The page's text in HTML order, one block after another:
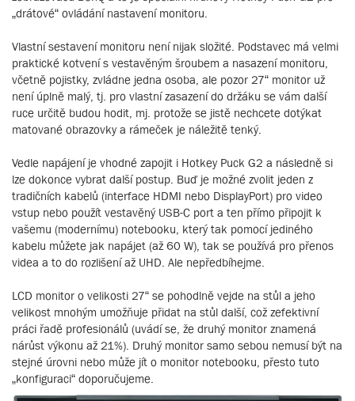
„drátové“ ovládání nastavení monitoru.
Vlastní sestavení monitoru není nijak složité. Podstavec má velmi
praktické kotvení s vestavěným šroubem a nasazení monitoru,
včetně pojistky, zvládne jedna osoba, ale pozor 27“ monitor už
není úplně malý, tj. pro vlastní zasazení do držáku se vám další
ruce určitě budou hodit, mj. protože se jistě nechcete dotýkat
matované obrazovky a rámeček je náležitě tenký.
Vedle napájení je vhodné zapojit i Hotkey Puck G2 a následně si
lze dokonce vybrat další postup. Buď je možné zvolit jeden z
tradičních kabelů (interface HDMI nebo DisplayPort) pro video
vstup nebo použít vestavěný USB-C port a ten přímo připojit k
vašemu (modernímu) notebooku, který tak pomocí jediného
kabelu můžete jak napájet (až 60 W), tak se používá pro přenos
videa a to do rozlišení až UHD. Ale nepředbíhejme.
LCD monitor o velikosti 27“ se pohodlně vejde na stůl a jeho
velikost mnohým umožňuje přidat na stůl další, což zefektivní
práci řadě profesionálů (uvádí se, že druhý monitor znamená
nárůst výkonu až 21%). Druhý monitor samo sebou nemusí být na
stejné úrovni nebo může jít o monitor notebooku, přesto tuto
„konfiguraci“ doporučujeme.